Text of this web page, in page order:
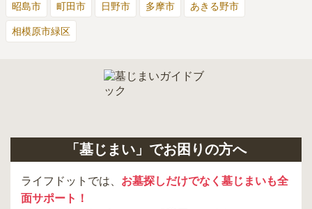
昭島市 町田市 日野市 多摩市 あきる野市
相模原市緑区
「墓じまい」でお困りの方へ
ライフドットでは、 お墓探しだけでなく墓じまいも全
面サポート！